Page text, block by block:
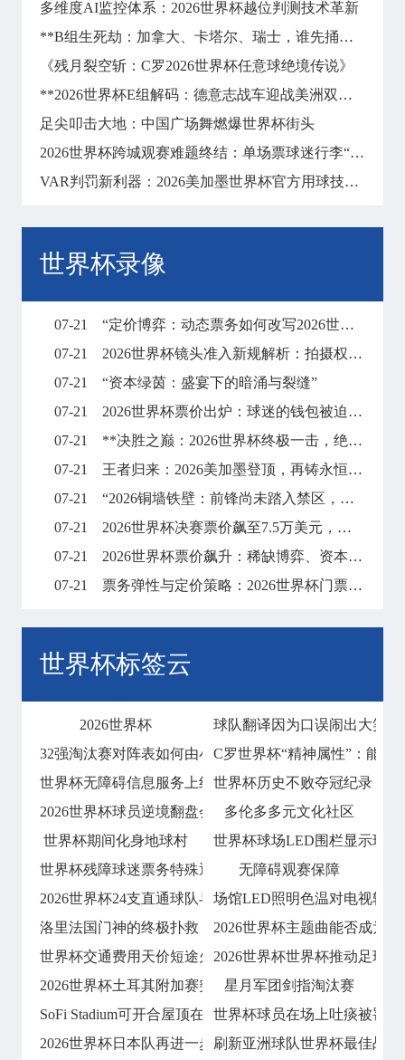
多维度AI监控体系：2026世界杯越位判测技术革新
**B组生死劫：加拿大、卡塔尔、瑞士，谁先捅破突围的天花板？**
《残月裂空斩：C罗2026世界杯任意球绝境传说》
**2026世界杯E组解码：德意志战车迎战美洲双雄，死亡之组悬念丛生**
足尖叩击大地：中国广场舞燃爆世界杯街头
2026世界杯跨城观赛难题终结：单场票球迷行李“空手到”极速转运方案深度拆解
VAR判罚新利器：2026美加墨世界杯官方用球技术解析
世界杯录像
07-21
“定价博弈：动态票务如何改写2026世界杯财富格局”
07-21
2026世界杯镜头准入新规解析：拍摄权限调整与现场执行要点
07-21
“资本绿茵：盛宴下的暗涌与裂缝”
07-21
2026世界杯票价出炉：球迷的钱包被迫“踢满全场”
07-21
**决胜之巅：2026世界杯终极一击，绝杀封王**
07-21
王者归来：2026美加墨登顶，再铸永恒传奇
07-21
“2026铜墙铁壁：前锋尚未踏入禁区，梦想已碎在防线之外”
07-21
2026世界杯决赛票价飙至7.5万美元，天价门票创下历史纪录
07-21
2026世界杯票价飙升：稀缺博弈、资本暗战与全球体育消费版图的结构性重塑
07-21
票务弹性与定价策略：2026世界杯门票市场的溢价平衡机制
世界杯标签云
2026世界杯
球队翻译因为口误闹出大笑话
32强淘汰赛对阵表如何由小组第三分布决定
C罗世界杯“精神属性”：能否
世界杯无障碍信息服务上线 世界杯历史不败夺冠纪录！
2026世界杯球员逆境翻盘会否成为经典？
多伦多多元文化社区
世界杯期间化身地球村
世界杯球场LED围栏显示球迷
世界杯残障球迷票务特殊通道
无障碍观赛保障
2026世界杯24支直通球队与8支复活球场馆LED照明色温对电视转
洛里法国门神的终极扑救
2026世界杯主题曲能否成为经
世界杯交通费用天价短途火车往返票售价15
2026世界杯世界杯推动足球
2026世界杯土耳其附加赛突围星月军团剑指淘汰赛
SoFi Stadium可开合屋顶在七月世界杯球员在场上吐痰被罚款
2026世界杯日本队再进一步 刷新亚洲球队世界杯最佳战绩